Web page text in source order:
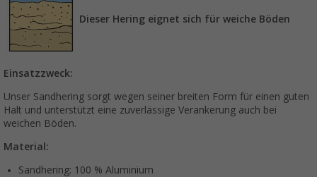
Dieser Hering eignet sich für weiche Böden
Einsatzzweck:
Unser Sandhering sorgt wegen seiner breiten Form für einen guten
Halt und unterstützt eine zuverlässige Verankerung auch bei
weichen Böden.
Material:
Sandhering: 100 % Aluminium